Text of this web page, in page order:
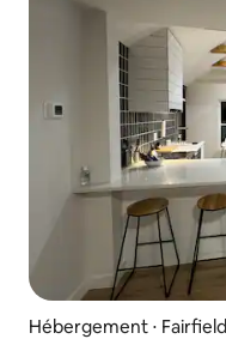
Hébergement ⋅ Fairfield